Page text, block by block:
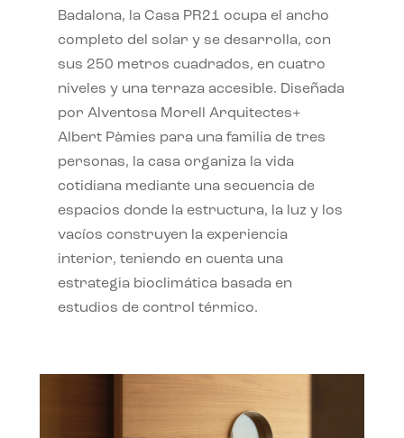
Badalona, la Casa PR21 ocupa el ancho
completo del solar y se desarrolla, con
sus 250 metros cuadrados, en cuatro
niveles y una terraza accesible. Diseñada
por Alventosa Morell Arquitectes+
Albert Pàmies para una familia de tres
personas, la casa organiza la vida
cotidiana mediante una secuencia de
espacios donde la estructura, la luz y los
vacíos construyen la experiencia
interior, teniendo en cuenta una
estrategia bioclimática basada en
estudios de control térmico.